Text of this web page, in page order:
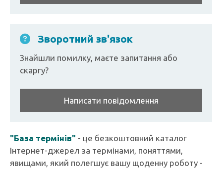
Зворотний зв'язок
Знайшли помилку, маєте запитання або
скаргу?
Написати повідомлення
"База термінів" - це безкоштовний каталог
Інтернет-джерел за термінами, поняттями,
явищами, який полегшує вашу щоденну роботу -